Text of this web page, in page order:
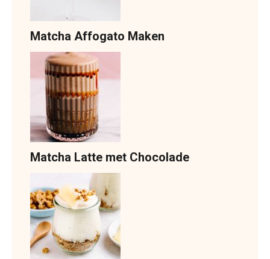
Matcha Affogato Maken
Matcha Latte met Chocolade